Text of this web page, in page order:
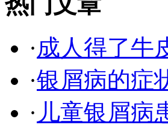
·成人得了牛
·银屑病的症
· 儿童银屑病